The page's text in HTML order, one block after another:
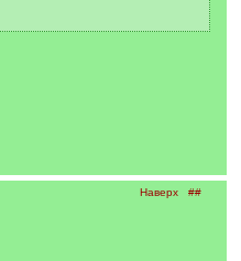
Наверх ##